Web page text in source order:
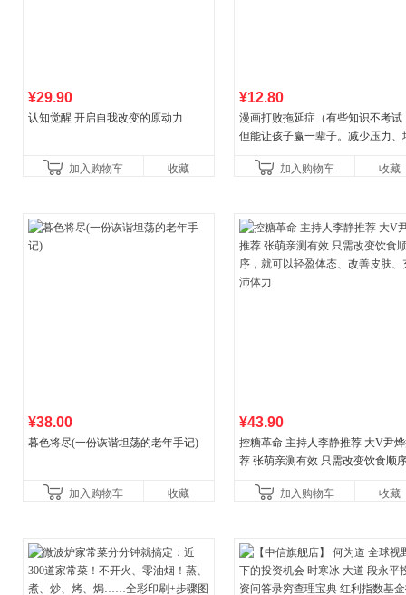
¥29.90
认知觉醒 开启自我改变的原动力
加入购物车 收藏
¥12.80
漫画打败拖延症（有些知识不考试
但能让孩子赢一辈子。减少压力、
合“小行动”触发大脑行动开
加入购物车 收藏
¥38.00
暮色将尽(一份诙谐坦荡的老年手记)
加入购物车 收藏
¥43.90
控糖革命 主持人李静推荐 大V尹
荐 张萌亲测有效 只需改变饮食顺
加入购物车 收藏